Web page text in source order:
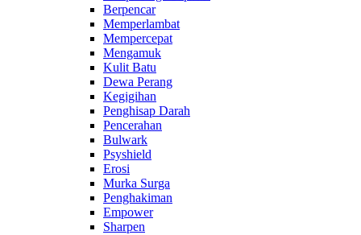
Berpencar
Memperlambat
Mempercepat
Mengamuk
Kulit Batu
Dewa Perang
Kegigihan
Penghisap Darah
Pencerahan
Bulwark
Psyshield
Erosi
Murka Surga
Penghakiman
Empower
Sharpen